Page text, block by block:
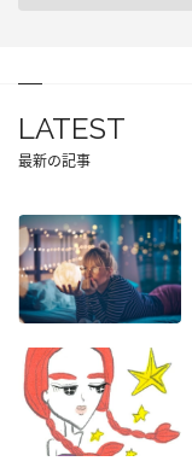
LATEST
最新の記事